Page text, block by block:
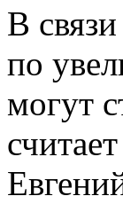
В
по
могут